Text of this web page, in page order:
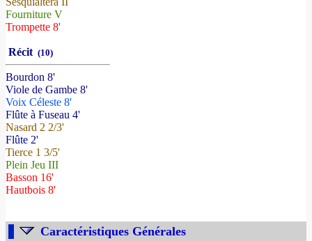
Fourniture V
Trompette 8'
Récit (10)
Bourdon 8'
Viole de Gambe 8'
Voix Céleste 8'
Flûte à Fuseau 4'
Nasard 2 2/3'
Flûte 2'
Tierce 1 3/5'
Plein Jeu III
Basson 16'
Hautbois 8'
Caractéristiques Générales